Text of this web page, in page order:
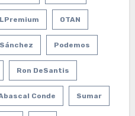
OTAN
Podemos
Ron DeSantis
Conde Sumar